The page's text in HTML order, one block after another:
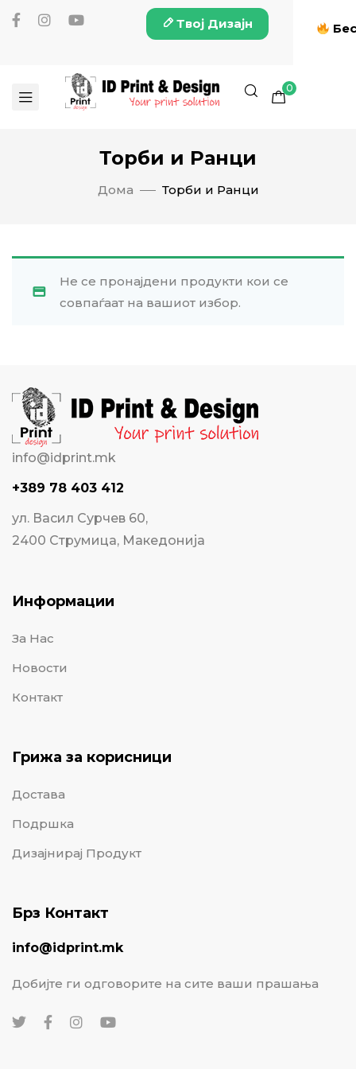
Твој Дизајн
0
Торби и Ранци
Дома Торби и Ранци
Не се пронајдени продукти кои се
совпаѓаат на вашиот избор.
info@idprint.mk
+389 78 403 412
ул. Васил Сурчев 60,
2400 Струмица, Македонија
Информации
За Нас
Новости
Контакт
Грижа за корисници
Достава
Подршка
Дизајнирај Продукт
Брз Контакт
info@idprint.mk
Добијте ги одговорите на сите ваши прашања